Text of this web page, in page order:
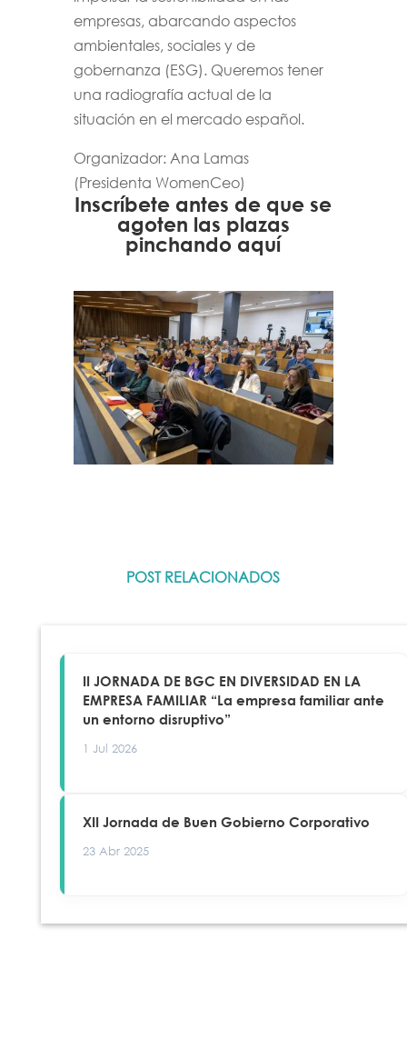
empresas, abarcando aspectos
ambientales, sociales y de
gobernanza (ESG). Queremos tener
una radiografía actual de la
situación en el mercado español.
Organizador: Ana Lamas
(Presidenta WomenCeo)
Inscríbete antes de que se
agoten las plazas
pinchando aquí
POST RELACIONADOS
II JORNADA DE BGC EN DIVERSIDAD EN LA
EMPRESA FAMILIAR “La empresa familiar ante
un entorno disruptivo”
1 Jul 2026
XII Jornada de Buen Gobierno Corporativo
23 Abr 2025